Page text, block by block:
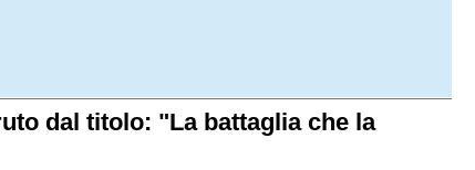
dal titolo: "La battaglia che la